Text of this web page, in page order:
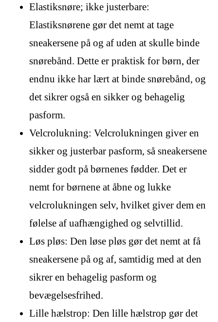
Elastiksnøre; ikke justerbare:
Elastiksnørene gør det nemt at tage
sneakersene på og af uden at skulle binde
snørebånd. Dette er praktisk for børn, der
endnu ikke har lært at binde snørebånd, og
det sikrer også en sikker og behagelig
pasform.
Velcrolukning: Velcrolukningen giver en
sikker og justerbar pasform, så sneakersene
sidder godt på børnenes fødder. Det er
nemt for børnene at åbne og lukke
velcrolukningen selv, hvilket giver dem en
følelse af uafhængighed og selvtillid.
Løs pløs: Den løse pløs gør det nemt at få
sneakersene på og af, samtidig med at den
sikrer en behagelig pasform og
bevægelsesfrihed.
Lille hælstrop: Den lille hælstrop gør det